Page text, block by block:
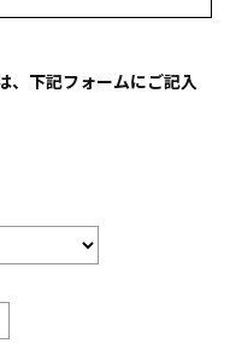
、下記フォームにご記入